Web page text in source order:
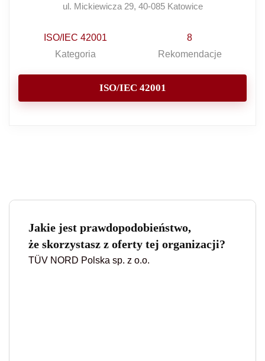
ul. Mickiewicza 29, 40-085 Katowice
ISO/IEC 42001
Kategoria
8
Rekomendacje
ISO/IEC 42001
Jakie jest prawdopodobieństwo,
że skorzystasz z oferty tej organizacji?
TÜV NORD Polska sp. z o.o.